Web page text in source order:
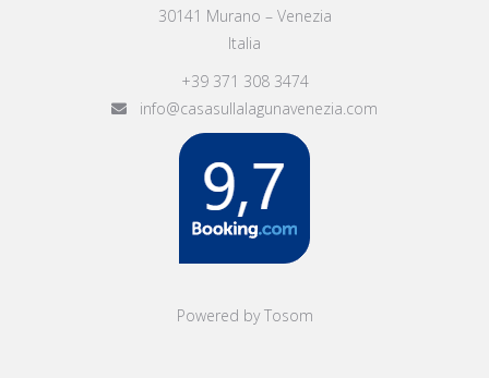
30141 Murano – Venezia
Italia
+39 371 308 3474
info@casasullalagunavenezia.com
Powered by Tosom